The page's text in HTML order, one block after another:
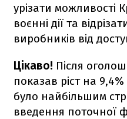
урізати можливості
воєнні дії та
виробників від
Цікаво! Після
показав ріст на
було найбільшим
введення поточної